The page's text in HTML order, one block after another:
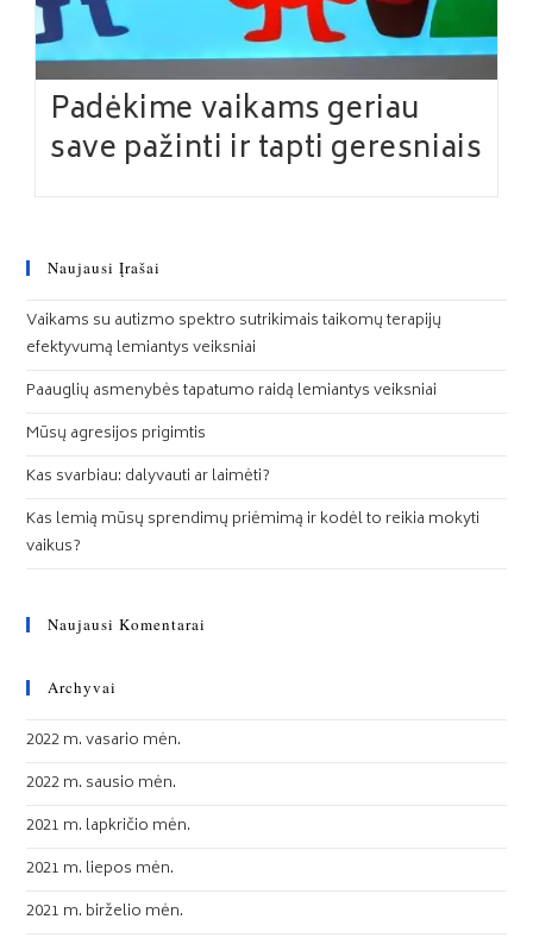
Padėkime vaikams geriau
save pažinti ir tapti geresniais
Naujausi Įrašai
Vaikams su autizmo spektro sutrikimais taikomų terapijų
efektyvumą lemiantys veiksniai
Paauglių asmenybės tapatumo raidą lemiantys veiksniai
Mūsų agresijos prigimtis
Kas svarbiau: dalyvauti ar laimėti?
Kas lemią mūsų sprendimų priėmimą ir kodėl to reikia mokyti
vaikus?
Naujausi Komentarai
Archyvai
2022 m. vasario mėn.
2022 m. sausio mėn.
2021 m. lapkričio mėn.
2021 m. liepos mėn.
2021 m. birželio mėn.